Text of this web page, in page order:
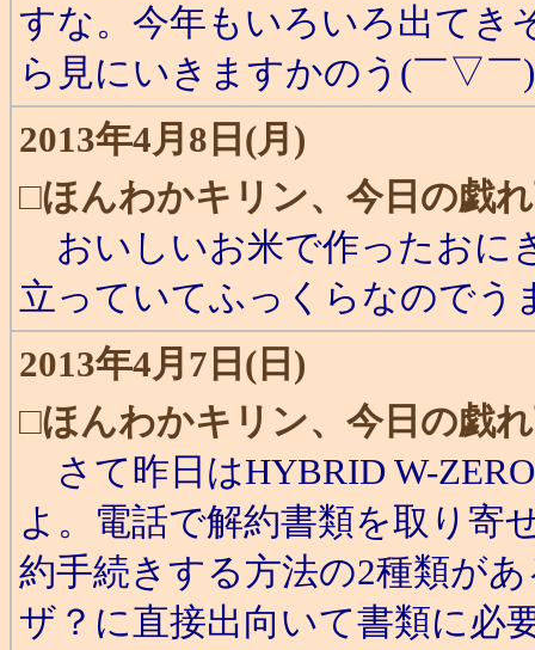
すな。今年もいろいろ出てき
ら見にいきますかのう(￣▽￣
2013年4月8日(月)
□ほんわかキリン、今日の戯
おいしいお米で作ったおに
立っていてふっくらなのでう
2013年4月7日(日)
□ほんわかキリン、今日の戯
さて昨日はHYBRID W-
よ。電話で解約書類を取り寄
約手続きする方法の2種類が
ザ？に直接出向いて書類に必